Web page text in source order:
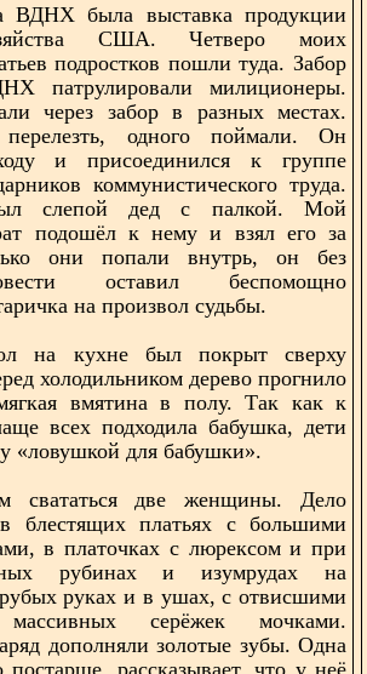
ВДНХ была выставка продукции
США. Четверо моих
подростков пошли туда. Забор
патрулировали милиционеры.
через забор в разных местах.
одного поймали. Он
и присоединился к группе
коммунистического труда.
слепой дед с палкой. Мой
подошёл к нему и взял его за
они попали внутрь, он без
оставил беспомощно
на произвол судьбы.
на кухне был покрыт сверху
холодильником дерево прогнило
вмятина в полу. Так как к
всех подходила бабушка, дети
«ловушкой для бабушки».
две женщины. Дело
блестящих платьях с большими
в платочках с люрексом и при
рубинах и изумрудах на
руках и в ушах, с отвисшими
серёжек мочками.
дополняли золотые зубы. Одна
рассказывает, что у неё